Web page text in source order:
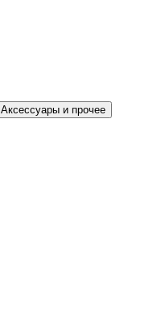
Аксессуары и прочее